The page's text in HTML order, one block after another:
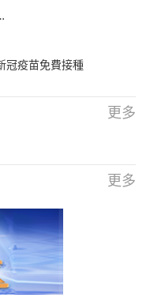
冠疫苗免費接種
更多
更多